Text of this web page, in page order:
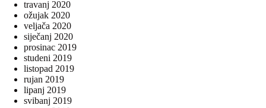
travanj 2020
ožujak 2020
veljača 2020
siječanj 2020
prosinac 2019
studeni 2019
listopad 2019
rujan 2019
lipanj 2019
svibanj 2019